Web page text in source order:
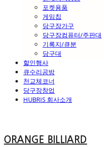
포켓용품
게임칩
당구장가구
당구장컴퓨터/주판대
기록지/큐분
당구대
할인행사
큐수리공방
천교체코너
당구장창업
HUBRIS 회사소개
ORANGE BILLIARD